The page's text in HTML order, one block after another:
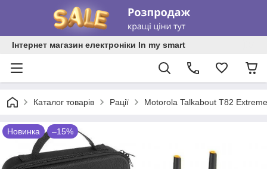
Інтернет магазин електроніки In my smart
Каталог товарів Рації Motorola Talkabout T82
Новинка –15%